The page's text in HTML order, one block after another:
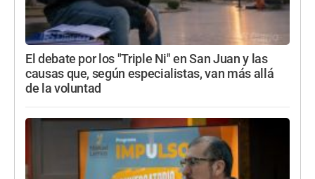
El debate por los "Triple Ni" en San Juan y las
causas que, según especialistas, van más allá
de la voluntad